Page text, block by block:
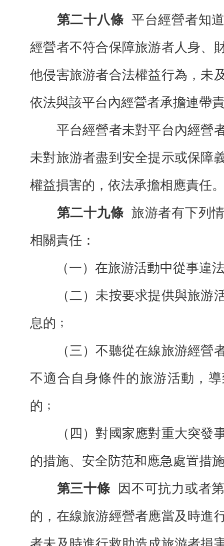
第二十八條 平台經營者知
經營者不符合保障旅游者人身、
他侵害旅游者合法權益行為，未
依法與該平台內經營者承擔連帶
平台經營者未對平台內經營
未對旅游者盡到安全提示或保障
權益損害的，依法承擔相應責任
第二十九條 旅游者有下列
相關責任：
（一）在旅游活動中從事違法
（二）未按要求提供與旅游
息的﹔
（三）不聽從在線旅游經營
不適合自身條件的旅游活動，
的﹔
（四）對國家應對重大突發
的措施、安全防范和應急處置措
第三十條
因不可抗力或者
的，在線旅游經營者應當及時進